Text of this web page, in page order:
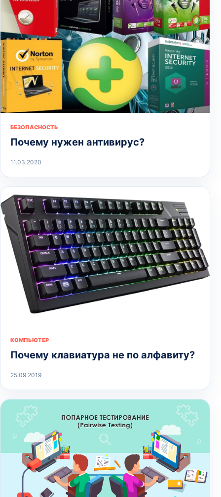
БЕЗОПАСНОСТЬ
Почему нужен антивирус?
11.03.2020
КОМПЬЮТЕР
Почему клавиатура не по алфавиту?
25.09.2019